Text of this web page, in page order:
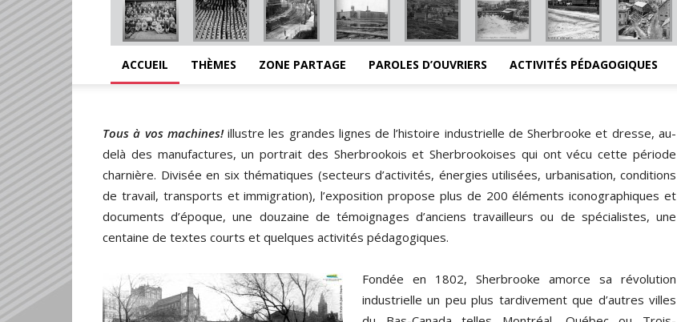
ACCUEIL THÈMES ZONE PARTAGE PAROLES D’OUVRIERS ACTIVITÉS PÉDAGOGIQUES
Tous à vos machines!illustre les grandes lignes de l’histoire industrielle de Sherbrooke et dresse, au-
delà des manufactures, un portrait des Sherbrookois et Sherbrookoises qui ont vécu cette période
charnière. Divisée en six thématiques (secteurs d’activités, énergies utilisées, urbanisation, conditions
de travail, transports et immigration), l’exposition propose plus de 200 éléments iconographiques et
documents d’époque, une douzaine de témoignages d’anciens travailleurs ou de spécialistes, une
centaine de textes courts et quelques activités pédagogiques.
Fondée en 1802, Sherbrooke amorce sa révolution
industrielle un peu plus tardivement que d’autres villes